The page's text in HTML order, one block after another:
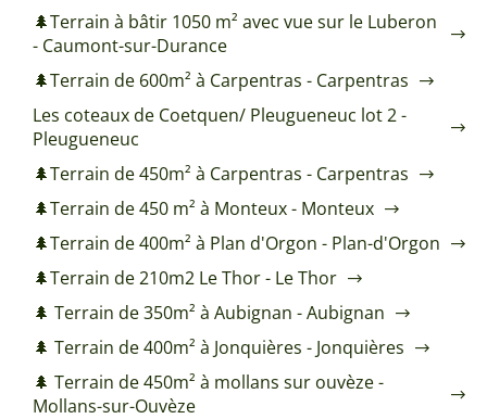
🌲Terrain à bâtir 1050 m² avec vue sur le Luberon
- Caumont-sur-Durance
🌲Terrain de 600m² à Carpentras - Carpentras
Les coteaux de Coetquen/ Pleugueneuc lot 2 -
Pleugueneuc
🌲Terrain de 450m² à Carpentras - Carpentras
🌲Terrain de 450 m² à Monteux - Monteux
🌲Terrain de 400m² à Plan d'Orgon - Plan-d'Orgon
🌲Terrain de 210m2 Le Thor - Le Thor
🌲 Terrain de 350m² à Aubignan - Aubignan
🌲 Terrain de 400m² à Jonquières - Jonquières
🌲 Terrain de 450m² à mollans sur ouvèze -
Mollans-sur-Ouvèze